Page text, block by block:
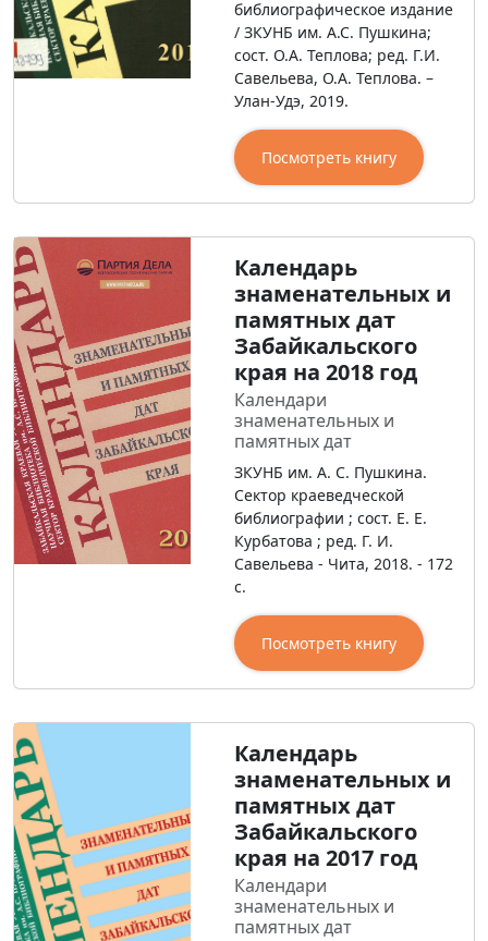
библиографическое издание
/ ЗКУНБ им. А.С. Пушкина;
сост. О.А. Теплова; ред. Г.И.
Савельева, О.А. Теплова. –
Улан-Удэ, 2019.
Посмотреть книгу
Календарь
знаменательных и
памятных дат
Забайкальского
края на 2018 год
Календари
знаменательных и
памятных дат
ЗКУНБ им. А. С. Пушкина.
Сектор краеведческой
библиографии ; сост. Е. Е.
Курбатова ; ред. Г. И.
Савельева - Чита, 2018. - 172
с.
Посмотреть книгу
Календарь
знаменательных и
памятных дат
Забайкальского
края на 2017 год
Календари
знаменательных и
памятных дат